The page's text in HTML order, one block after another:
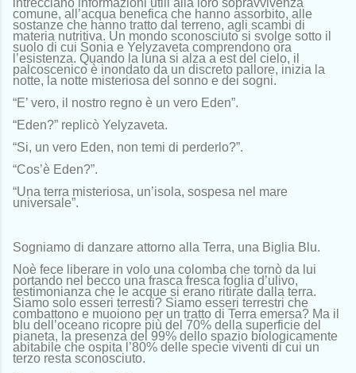
intrecciano informazioni utili alla loro sopravvivenza
comune, all’acqua benefica che hanno assorbito, alle
sostanze che hanno tratto dal terreno, agli scambi di
materia nutritiva. Un mondo sconosciuto si svolge sotto il
suolo di cui Sonia e Yelyzaveta comprendono ora
l’esistenza. Quando la luna si alza a est del cielo, il
palcoscenico è inondato da un discreto pallore, inizia la
notte, la notte misteriosa del sonno e dei sogni.
“E’ vero, il nostro regno è un vero Eden”.
“Eden?” replicò Yelyzaveta.
“Si, un vero Eden, non temi di perderlo?”.
“Cos’è Eden?”.
“Una terra misteriosa, un’isola, sospesa nel mare
universale”.
Sogniamo di danzare attorno alla Terra, una Biglia Blu.
Noè fece liberare in volo una colomba che tornò da lui
portando nel becco una frasca fresca foglia d’ulivo,
testimonianza che le acque si erano ritirate dalla terra.
Siamo solo esseri terresti? Siamo esseri terrestri che
combattono e muoiono per un tratto di Terra emersa? Ma il
blu dell’oceano ricopre più del 70% della superficie del
pianeta, la presenza del 99% dello spazio biologicamente
abitabile che ospita l’80% delle specie viventi di cui un
terzo resta sconosciuto.